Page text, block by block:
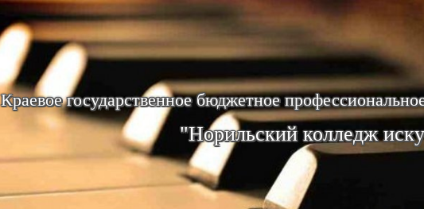
Краевое государственное бюджетное
"Норильский колледж